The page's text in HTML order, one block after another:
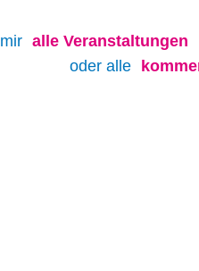
alle Veranstaltungen
oder alle